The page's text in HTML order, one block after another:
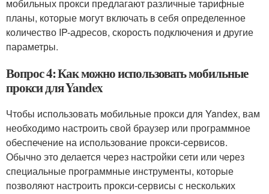
мобильных прокси предлагают различные тарифные
планы, которые могут включать в себя определенное
количество IP-адресов, скорость подключения и другие
параметры.
Вопрос 4: Как можно использовать мобильные
прокси для Yandex
Чтобы использовать мобильные прокси для Yandex, вам
необходимо настроить свой браузер или программное
обеспечение на использование прокси-сервисов.
Обычно это делается через настройки сети или через
специальные программные инструменты, которые
позволяют настроить прокси-сервисы с нескольких